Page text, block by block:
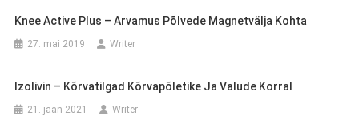
Knee Active Plus – Arvamus Põlvede Magnetvälja Kohta
27. mai 2019 Writer
Izolivin – Kõrvatilgad Kõrvapõletike Ja Valude Korral
21. jaan 2021 Writer